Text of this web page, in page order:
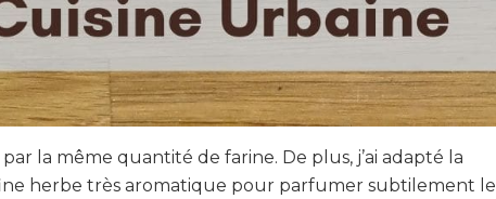
la même quantité de farine. De plus, j’ai adapté la
herbe très aromatique pour parfumer subtilement le